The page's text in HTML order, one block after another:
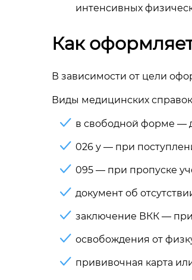
интенсивных
Как
В зависимости от цели
Виды медицинских
в свободной форме —
026 у — при
095 — при пропуске
документ об
заключение ВКК — при
освобождения от
прививочная карта